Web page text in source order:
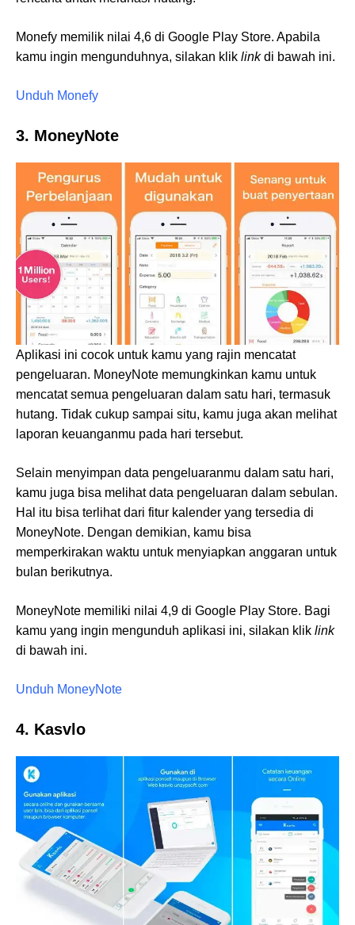
Monefy memilik nilai 4,6 di Google Play Store. Apabila
kamu ingin mengunduhnya, silakan klik linkdi bawah ini.
Unduh Monefy
3. MoneyNote
Aplikasi ini cocok untuk kamu yang rajin mencatat
pengeluaran. MoneyNote memungkinkan kamu untuk
mencatat semua pengeluaran dalam satu hari, termasuk
hutang. Tidak cukup sampai situ, kamu juga akan melihat
laporan keuanganmu pada hari tersebut.
Selain menyimpan data pengeluaranmu dalam satu hari,
kamu juga bisa melihat data pengeluaran dalam sebulan.
Hal itu bisa terlihat dari fitur kalender yang tersedia di
MoneyNote. Dengan demikian, kamu bisa
memperkirakan waktu untuk menyiapkan anggaran untuk
bulan berikutnya.
MoneyNote memiliki nilai 4,9 di Google Play Store. Bagi
kamu yang ingin mengunduh aplikasi ini, silakan klik link
di bawah ini.
Unduh MoneyNote
4. Kasvlo